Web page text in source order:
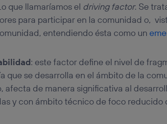
que llamaríamos el driving factor. Se
para participar en la comunidad o,
entendiendo ésta como un
: este factor define el nivel de
que se desarrolla en el ámbito de la
afecta de manera significativa al
y con ámbito técnico de foco